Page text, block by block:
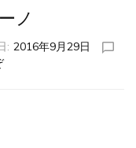
ノ
: 2016年9月29日
(ベ